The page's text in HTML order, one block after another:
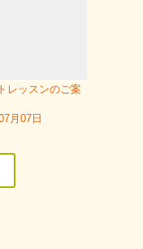
レッスンのご案
月07日